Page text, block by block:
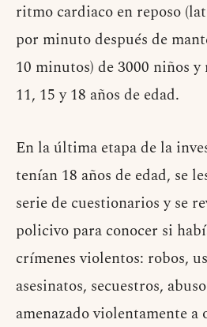
ritmo cardiaco en reposo
por minuto después de
10 minutos) de 3000 niños
11, 15 y 18 años de edad.
En la última etapa de la
tenían 18 años de edad, se
serie de cuestionarios y se
policivo para conocer si
crímenes violentos: robos,
asesinatos, secuestros,
amenazado violentamente a